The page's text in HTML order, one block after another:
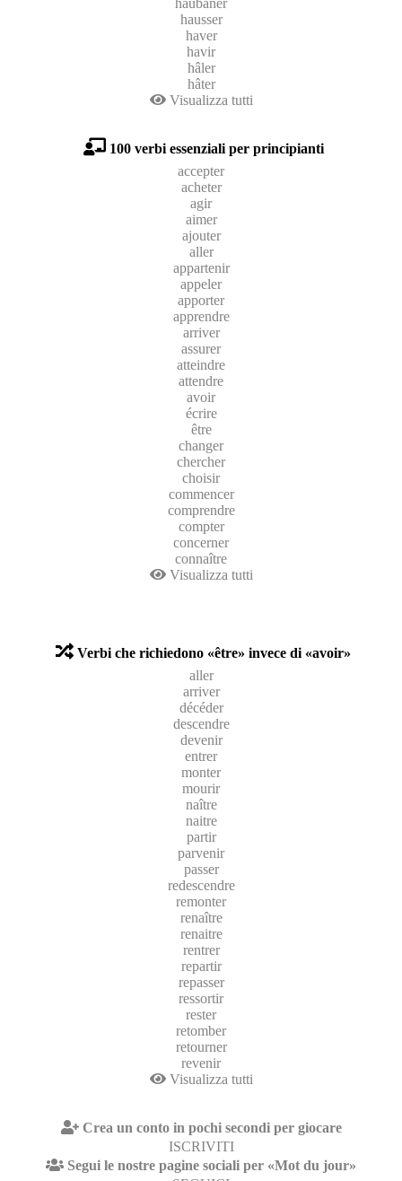
hausser
haver
havir
hâler
hâter
Visualizza tutti
100 verbi essenziali per principianti
accepter
acheter
agir
aimer
ajouter
aller
appartenir
appeler
apporter
apprendre
arriver
assurer
atteindre
attendre
avoir
écrire
être
changer
chercher
choisir
commencer
comprendre
compter
concerner
connaître
Visualizza tutti
Verbi che richiedono «être» invece di «avoir»
aller
arriver
décéder
descendre
devenir
entrer
monter
mourir
naître
naitre
partir
parvenir
passer
redescendre
remonter
renaître
renaitre
rentrer
repartir
repasser
ressortir
rester
retomber
retourner
revenir
Visualizza tutti
Crea un conto in pochi secondi per giocare
ISCRIVITI
Segui le nostre pagine sociali per «Mot du jour»